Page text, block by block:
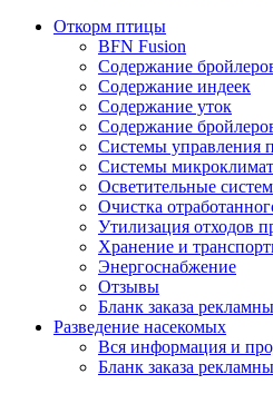
Откорм птицы
BFN Fusion
Содержание
Содержание индеек
Содержание уток
Содержание
Системы управления
Системы
Осветительные
Очистка
Утилизация отходов
Хранение и
Энергоснабжение
Отзывы
Бланк заказа
Разведение насекомых
Вся информация и
Бланк заказа